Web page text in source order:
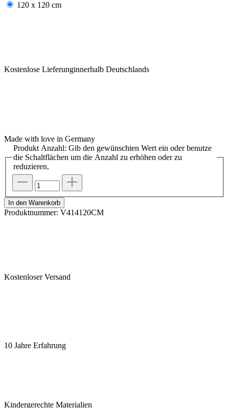
120 x 120 cm
Kostenlose Lieferunginnerhalb Deutschlands
Made with love in Germany
Produkt Anzahl: Gib den gewünschten Wert ein oder benutze
die Schaltflächen um die Anzahl zu erhöhen oder zu
reduzieren.
In den Warenkorb
Produktnummer: V414120CM
Kostenloser Versand
10 Jahre Erfahrung
Kindergerechte Materialien